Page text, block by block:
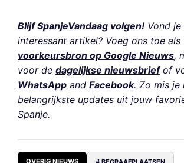
Blijf SpanjeVandaag volgen! Vond
interessant artikel? Voeg ons toe als
voorkeursbron op Google Nieuws,
voor de dagelijkse nieuwsbriefof
WhatsApp and Facebook. Zo mis je
belangrijkste updates uit jouw
Spanje.